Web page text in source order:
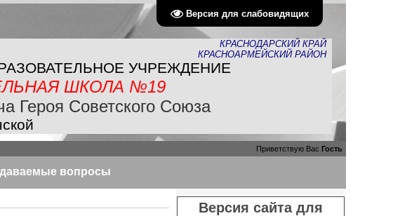
Версия для слабовидящих
КРАСНОДАРСКИЙ КРАЙ
КРАСНОАРМЕЙСКИЙ РАЙОН
УЧРЕЖДЕНИЕ
ШКОЛА №19
Героя Советского Союза
Приветствую Вас Гость
вопросы
Версия сайта для